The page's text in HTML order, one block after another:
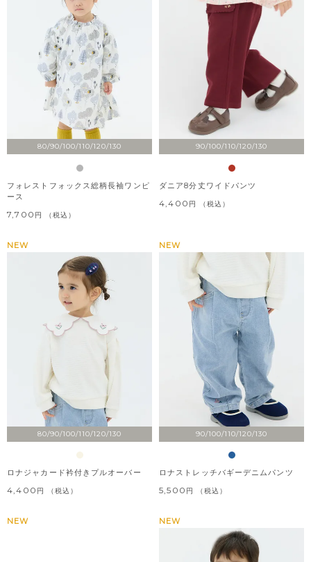
80/90/100/110/120/130
フォレストフォックス総柄長袖ワンピ
ース
7,700 税込
90/100/110/120/130
ダニア8分丈ワイドパンツ
4,400 税込
80/90/100/110/120/130
NEW
ロナジャカード衿付きプルオーバー
4,400 税込
90/100/110/120/130
NEW
ロナストレッチバギーデニムパンツ
5,500 税込
NEW NEW